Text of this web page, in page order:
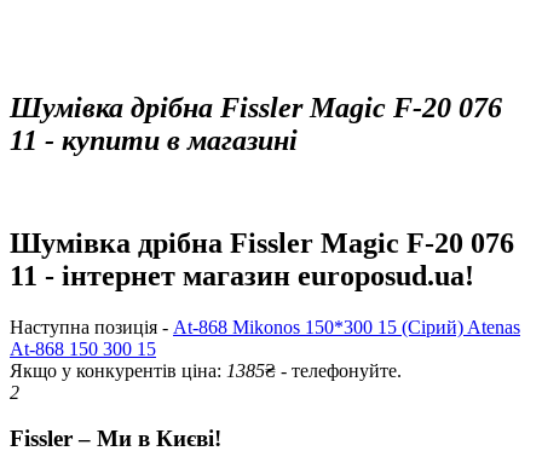
Шумівка дрібна Fissler Magic F-20 076
11 - купити в магазині
Шумівка дрібна Fissler Magic F-20 076
11 - інтернет магазин europosud.ua!
Наступна позиція - At-868 Mikonos 150*300 15 (Сірий) Atenas
At-868 150 300 15
Якщо у конкурентів ціна: 1385₴ - телефонуйте.
2
Fissler – Ми в Києві!